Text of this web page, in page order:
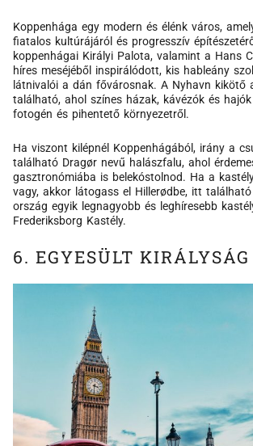
Koppenhága egy modern és élénk város,
fiatalos kultúrájáról és progresszív
koppenhágai Királyi Palota, valamint a Hans
híres meséjéből inspirálódott, kis hableány
látnivalói a dán fővárosnak. A Nyhavn kikötő
található, ahol színes házak, kávézók és
fotogén és pihentető környezetről.
Ha viszont kilépnél Koppenhágából, irány a
található Dragør nevű halászfalu, ahol
gasztronómiába is belekóstolnod. Ha a
vagy, akkor látogass el Hillerødbe, itt
ország egyik legnagyobb és leghíresebb
Frederiksborg Kastély.
6. EGYESÜLT KIRÁLYSÁG